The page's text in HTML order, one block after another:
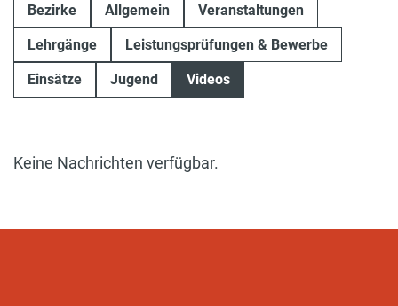
Bezirke Allgemein Veranstaltungen
Lehrgänge Leistungsprüfungen & Bewerbe
Einsätze Jugend Videos
Keine Nachrichten verfügbar.